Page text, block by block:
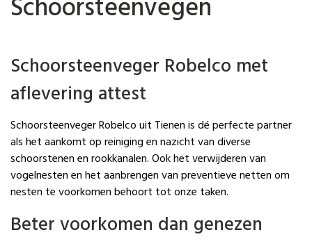
Schoorsteenveger Robelco met
aflevering attest
Schoorsteenveger Robelco uit Tienen is dé perfecte partner
als het aankomt op reiniging en nazicht van diverse
schoorstenen en rookkanalen. Ook het verwijderen van
vogelnesten en het aanbrengen van preventieve netten om
nesten te voorkomen behoort tot onze taken.
Beter voorkomen dan genezen